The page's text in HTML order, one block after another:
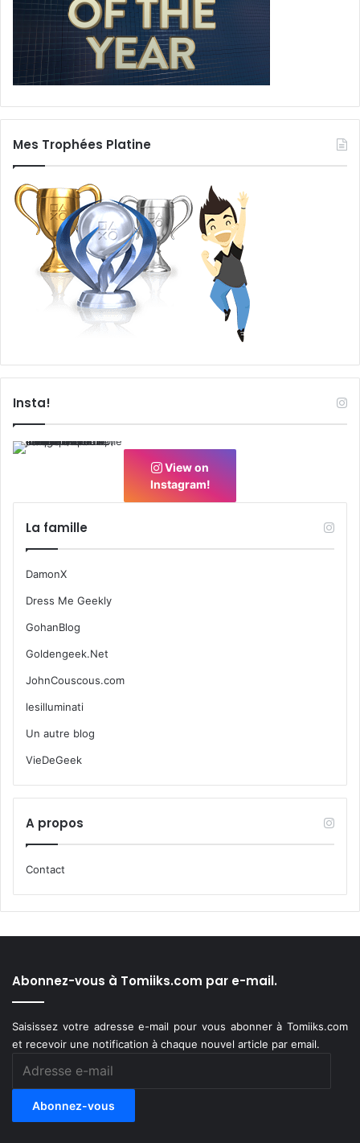
Mes Trophées Platine
Insta!
View on
Instagram!
La famille
DamonX
Dress Me Geekly
GohanBlog
Goldengeek.Net
JohnCouscous.com
lesilluminati
Un autre blog
VieDeGeek
A propos
Contact
Abonnez-vous à Tomiiks.com par e-mail.
Saisissez votre adresse e-mail pour vous abonner à Tomiiks.com
et recevoir une notification à chaque nouvel article par email.
Abonnez-vous